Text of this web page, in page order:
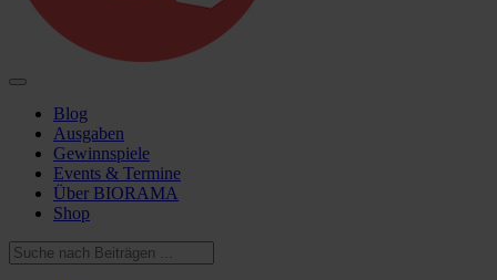
Blog
Ausgaben
Gewinnspiele
Events & Termine
Über BIORAMA
Shop